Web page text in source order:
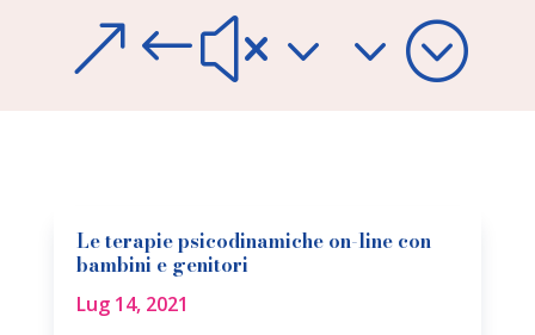
&#x33;
Le terapie psicodinamiche on-line con
bambini e genitori
Lug 14, 2021